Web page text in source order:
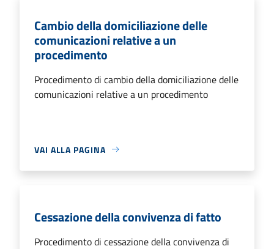
Cambio della domiciliazione delle
comunicazioni relative a un
procedimento
Procedimento di cambio della domiciliazione delle
comunicazioni relative a un procedimento
VAI ALLA PAGINA
Cessazione della convivenza di fatto
Procedimento di cessazione della convivenza di